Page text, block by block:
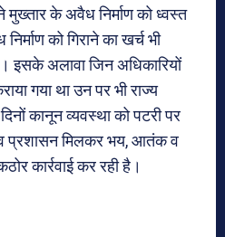
मुख्तार के अवैध निर्माण को ध्वस्त
को गिराने का खर्च भी
इसके अलावा जिन अधिकारियों
गया था उन पर भी राज्य
कानून व्यवस्था को पटरी पर
प्रशासन मिलकर भय, आतंक व
कार्रवाई कर रही है।